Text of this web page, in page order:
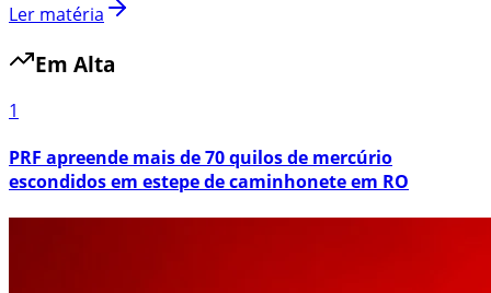
Ler matéria
Em Alta
1
PRF apreende mais de 70 quilos de mercúrio
escondidos em estepe de caminhonete em RO